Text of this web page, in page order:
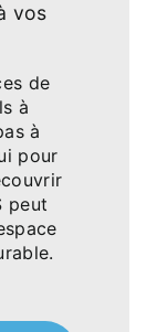
vos
de
à
à
pour
peut